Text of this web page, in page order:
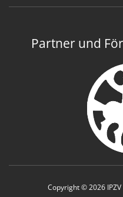
Partner und
Copyright © 2026